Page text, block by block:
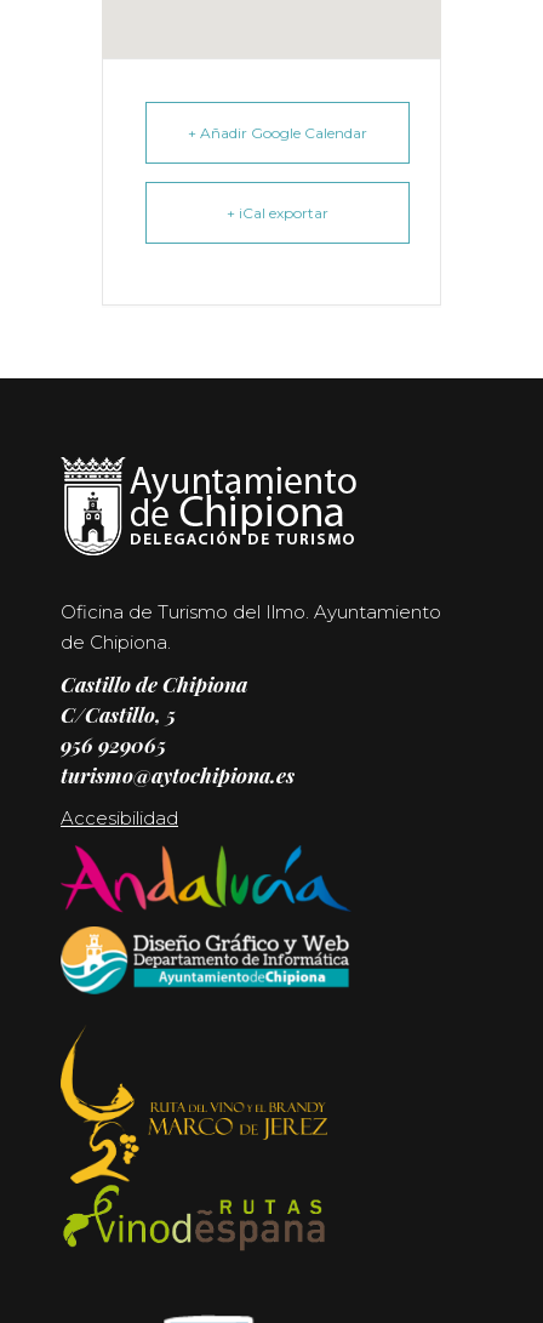
+ Añadir Google Calendar
+ iCal exportar
Oficina de Turismo del Ilmo. Ayuntamiento
de Chipiona.
Castillo de Chipiona
C/Castillo, 5
956 929065
turismo@aytochipiona.es
Accesibilidad